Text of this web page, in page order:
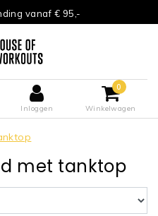
vanaf € 95,-
Inloggen
0
Winkelwagen
met tanktop